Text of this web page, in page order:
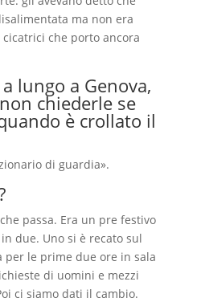
ma non era
che porto ancora
lungo a Genova,
chiederle se
è crollato il
di guardia».
passa. Era un pre festivo
due. Uno si è recato sul
per le prime due ore in sala
di uomini e mezzi
ci siamo dati il cambio.